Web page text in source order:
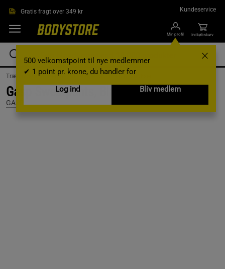
Gratis fragt over 349 kr Kundeservice
Min profil
500 velkomstpoint til nye medlemmer
✔ 1 point pr. krone, du handler for
Log ind
Bliv medlem
Indkøbskurv
Træningstøj /Træningstøj til mænd /Træningsbukser
Gasp Sweatpants, Black/White, S
GASP